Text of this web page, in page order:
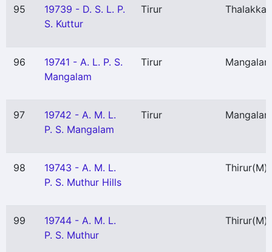
95
19739 - D. S. L. P.
S. Kuttur
Tirur Thalakkad
96
19741 - A. L. P. S.
Mangalam
Tirur Mangalam
97
19742 - A. M. L.
P. S. Mangalam
Tirur Mangalam
98
19743 - A. M. L.
P. S. Muthur Hills
Thirur(M)
99
19744 - A. M. L.
P. S. Muthur
Thirur(M)